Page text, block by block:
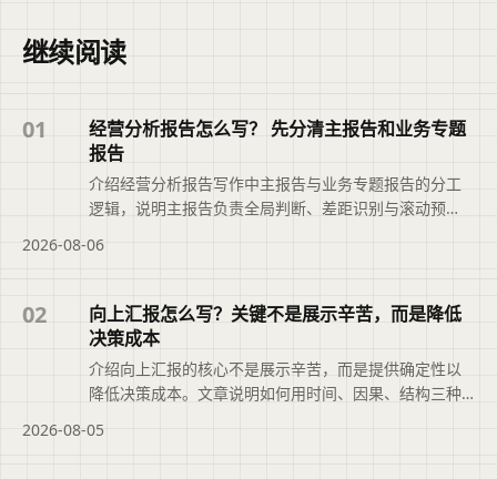
继续阅读
01
经营分析报告怎么写？ 先分清主报告和业务专题
报告
介绍经营分析报告写作中主报告与业务专题报告的分工
逻辑，说明主报告负责全局判断、差距识别与滚动预
助避免数据堆砌与内容重复，推动报告从现象描述转向
快速了解页面主题、主要内容与适用场景，再进入文章
查看完整信息。
2026-08-06
02
向上汇报怎么写？关键不是展示辛苦，而是降低
决策成本
介绍向上汇报的核心不是展示辛苦，而是提供确定性以
降低决策成本。文章说明如何用时间、因果、结构三种
将分散材料整理成结构化初稿，帮助管理者快速判断、
2026-08-05